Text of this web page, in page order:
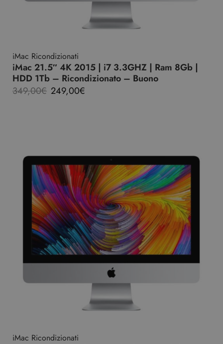
iMac Ricondizionati
iMac 21.5″ 4K 2015 | i7 3.3GHZ | Ram 8Gb |
HDD 1Tb – Ricondizionato – Buono
349,00€ 249,00€
iMac Ricondizionati